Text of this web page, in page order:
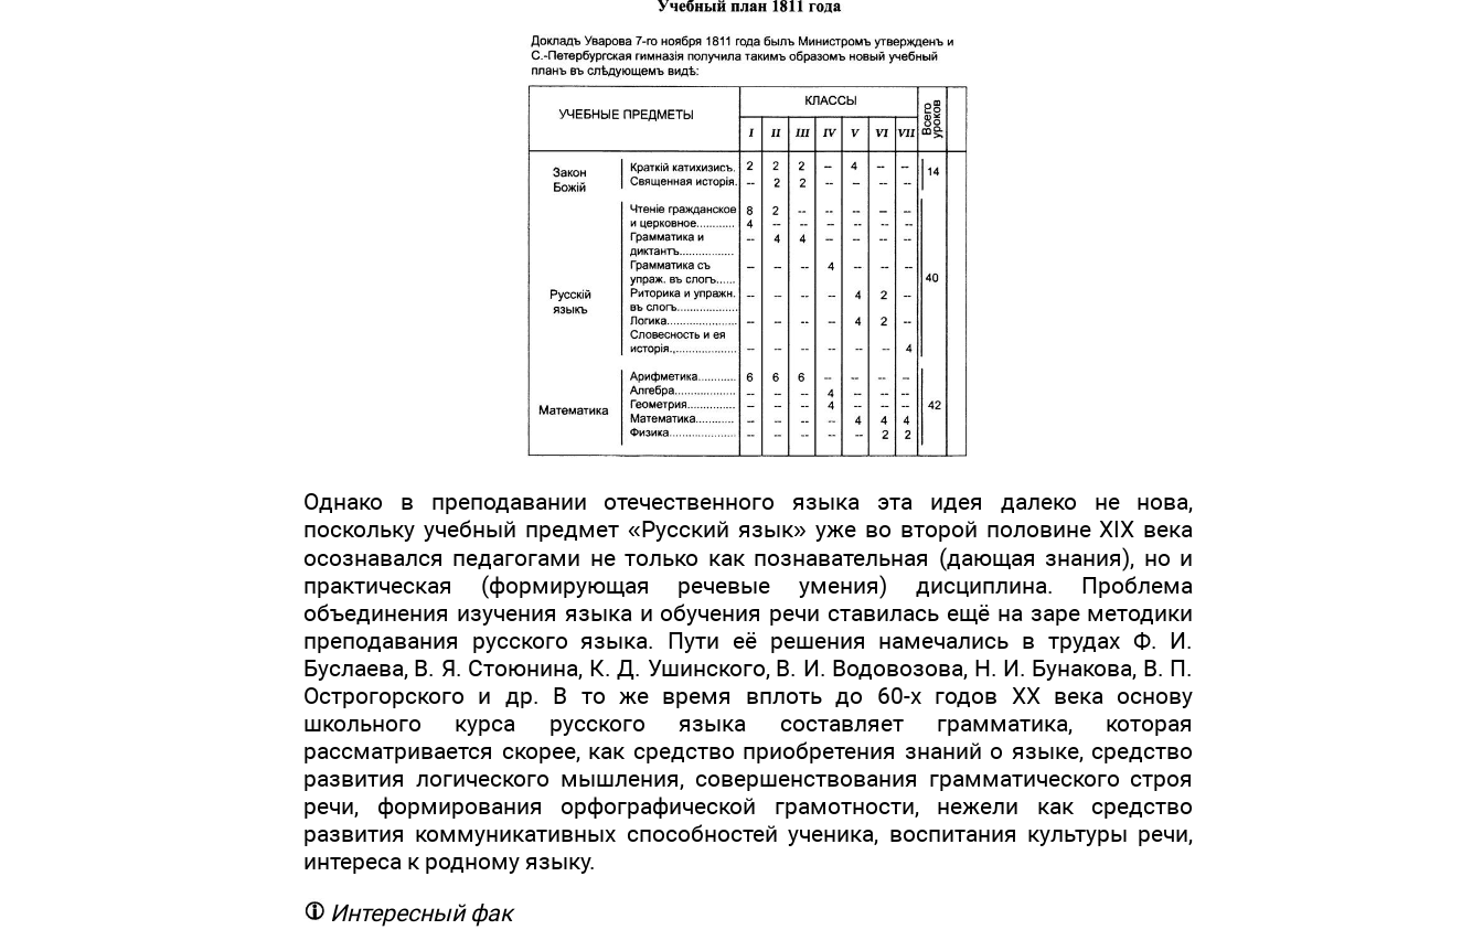
Однако в преподавании отечественного языка эта идея далеко не нова,
поскольку учебный предмет «Русский язык» уже во второй половине XIX века
осознавался педагогами не только как познавательная (дающая знания), но и
практическая (формирующая речевые умения) дисциплина. Проблема
объединения изучения языка и обучения речи ставилась ещё на заре методики
преподавания русского языка. Пути её решения намечались в трудах Ф. И.
Буслаева, В. Я. Стоюнина, К. Д. Ушинского, В. И. Водовозова, Н. И. Бунакова, В. П.
Острогорского и др. В то же время вплоть до 60-х годов XX века основу
школьного курса русского языка составляет грамматика, которая
рассматривается скорее, как средство приобретения знаний о языке, средство
развития логического мышления, совершенствования грамматического строя
речи, формирования орфографической грамотности, нежели как средство
развития коммуникативных способностей ученика, воспитания культуры речи,
интереса к родному языку.
Интересный фак